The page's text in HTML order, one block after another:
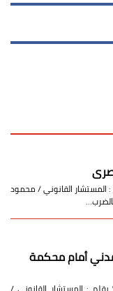
المستشار القانوني / محمود
أمام محكمة